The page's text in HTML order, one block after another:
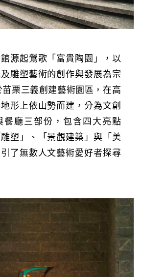
源起鶯歌「富貴陶園」，以
雕塑藝術的創作與發展為宗
苗栗三義創建藝術園區，在高
形上依山勢而建，分為文創
餐廳三部份，包含四大亮點
雕塑」、「景觀建築」與「美
了無數人文藝術愛好者探尋